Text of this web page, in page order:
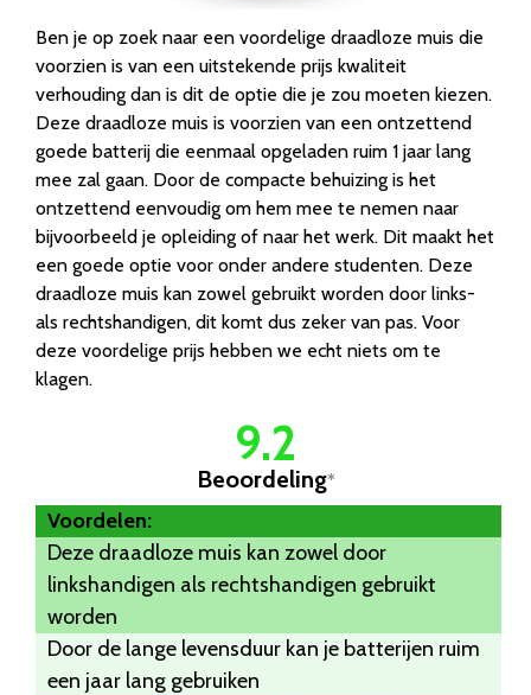
Ben je op zoek naar een voordelige draadloze muis die
voorzien is van een uitstekende prijs kwaliteit
verhouding dan is dit de optie die je zou moeten kiezen.
Deze draadloze muis is voorzien van een ontzettend
goede batterij die eenmaal opgeladen ruim 1 jaar lang
mee zal gaan. Door de compacte behuizing is het
ontzettend eenvoudig om hem mee te nemen naar
bijvoorbeeld je opleiding of naar het werk. Dit maakt het
een goede optie voor onder andere studenten. Deze
draadloze muis kan zowel gebruikt worden door links-
als rechtshandigen, dit komt dus zeker van pas. Voor
deze voordelige prijs hebben we echt niets om te
klagen.
9.2
Beoordeling*
Voordelen:
Deze draadloze muis kan zowel door
linkshandigen als rechtshandigen gebruikt
worden
Door de lange levensduur kan je batterijen ruim
een jaar lang gebruiken